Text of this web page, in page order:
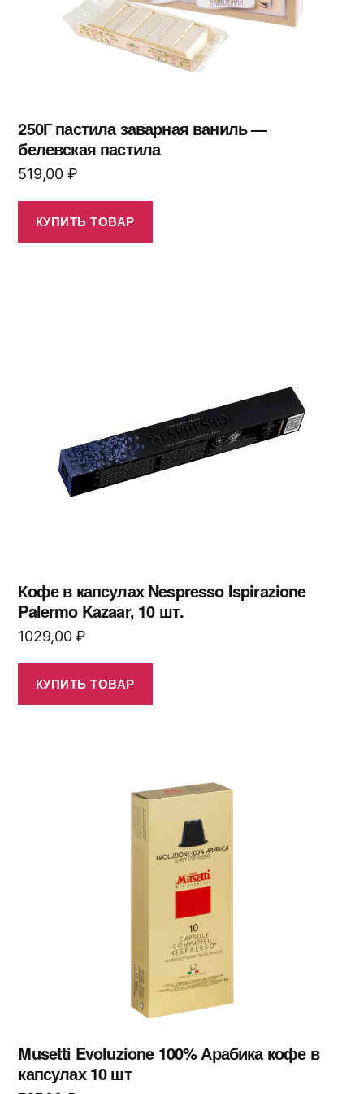
250Г пастила заварная ваниль —
белевская пастила
519,00 ₽
КУПИТЬ ТОВАР
Кофе в капсулах Nespresso Ispirazione
Palermo Kazaar, 10 шт.
1029,00₽
КУПИТЬ ТОВАР
Musetti Evoluzione 100% Арабика кофе в
капсулах 10 шт